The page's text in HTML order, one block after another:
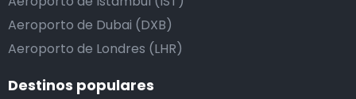
Aeroporto de Dubai (DXB)
Aeroporto de Londres (LHR)
Destinos populares